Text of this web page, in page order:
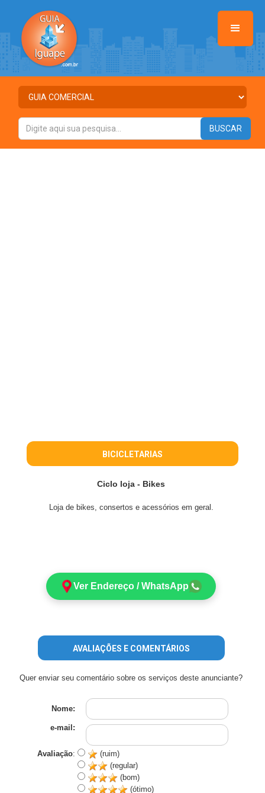
BICICLETARIAS
Ciclo loja - Bikes
Loja de bikes, consertos e acessórios em geral.
Ver Endereço / WhatsApp
AVALIAÇÕES E COMENTÁRIOS
Quer enviar seu comentário sobre os serviços deste anunciante?
Nome:
e-mail:
Avaliação:
(ruim)
(regular)
(bom)
(ótimo)